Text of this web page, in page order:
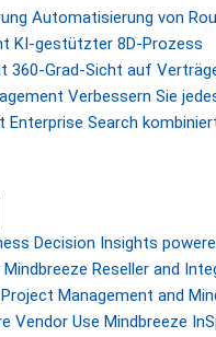
Automatisierung von
KI-gestützter 8D-Prozess
360-Grad-Sicht auf
Verbessern Sie
Enterprise Search
Decision Insights
Mindbreeze Reseller and
Project Management and
Vendor Use Mindbreeze